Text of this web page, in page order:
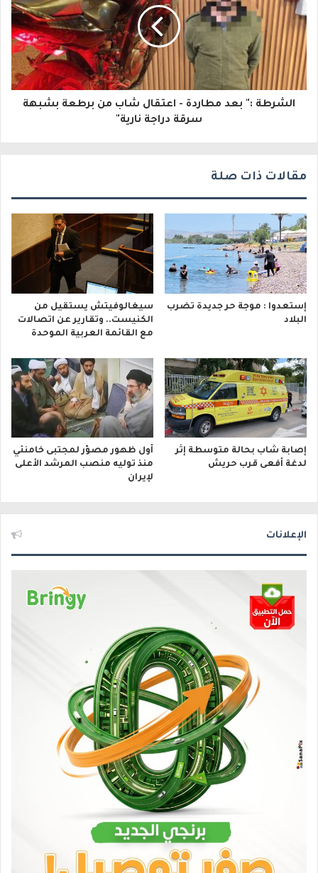
ك
ت
ر
و
الشرطة :" بعد مطاردة - اعتقال شاب من برطعة بشبهة
سرقة دراجة نارية"
مقالات ذات صلة
إستعدوا : موجة حر جديدة تضرب
البلاد
سيغالوفيتش يستقيل من
الكنيست.. وتقارير عن اتصالات
مع القائمة العربية الموحدة
إصابة شاب بحالة متوسطة إثر
لدغة أفعى قرب حريش
أول ظهور مصوّر لمجتبى خامنئي
منذ توليه منصب المرشد الأعلى
لإيران
الإعلانات